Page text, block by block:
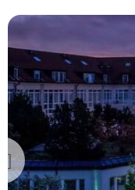
Previous